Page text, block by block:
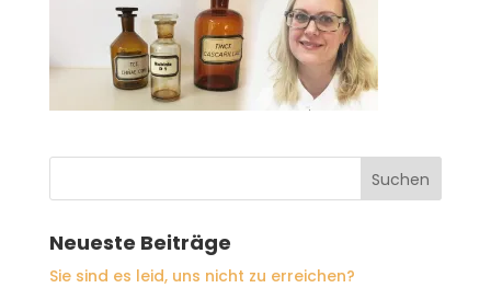
Neueste Beiträge
Sie sind es leid, uns nicht zu erreichen?